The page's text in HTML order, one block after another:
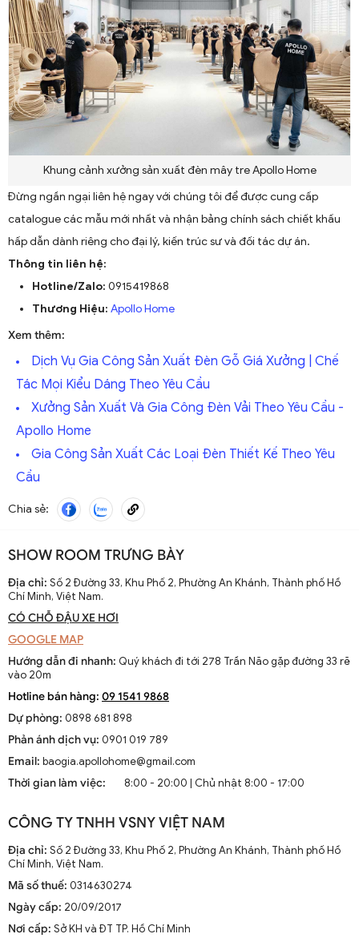
Khung cảnh xưởng sản xuất đèn mây tre Apollo Home
Đừng ngần ngại liên hệ ngay với chúng tôi để được cung cấp
catalogue các mẫu mới nhất và nhận bảng chính sách chiết khấu
hấp dẫn dành riêng cho đại lý, kiến trúc sư và đối tác dự án.
Thông tin liên hệ:
Hotline/Zalo: 0915419868
Thương Hiệu: Apollo Home
Xem thêm:
Dịch Vụ Gia Công Sản Xuất Đèn Gỗ Giá Xưởng | Chế
Tác Mọi Kiểu Dáng Theo Yêu Cầu
Xưởng Sản Xuất Và Gia Công Đèn Vải Theo Yêu Cầu -
Apollo Home
Gia Công Sản Xuất Các Loại Đèn Thiết Kế Theo Yêu
Cầu
Chia sẻ:
SHOW ROOM TRƯNG BÀY
Địa chỉ: Số 2 Đường 33, Khu Phố 2, Phường An Khánh, Thành phố Hồ
Chí Minh, Việt Nam.
CÓ CHỖ ĐẬU XE HƠI
GOOGLE MAP
Hướng dẫn đi nhanh: Quý khách đi tới 278 Trần Não gặp đường 33 rẽ
vào 20m
Hotline bán hàng: 09 1541 9868
Dự phòng: 0898 681 898
Phản ánh dịch vụ: 0901 019 789
Email: baogia.apollohome@gmail.com
Thời gian làm việc:
8:00 - 20:00 | Chủ nhật 8:00 - 17:00
CÔNG TY TNHH VSNY VIỆT NAM
Địa chỉ: Số 2 Đường 33, Khu Phố 2, Phường An Khánh, Thành phố Hồ
Chí Minh, Việt Nam.
Mã số thuế: 0314630274
Ngày cấp: 20/09/2017
Nơi cấp: Sở KH và ĐT TP. Hồ Chí Minh